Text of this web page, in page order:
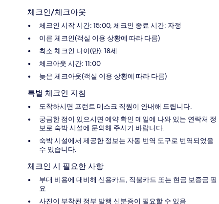
체크인/체크아웃
체크인 시작 시간: 15:00, 체크인 종료 시간: 자정
이른 체크인(객실 이용 상황에 따라 다름)
최소 체크인 나이(만): 18세
체크아웃 시간: 11:00
늦은 체크아웃(객실 이용 상황에 따라 다름)
특별 체크인 지침
도착하시면 프런트 데스크 직원이 안내해 드립니다.
궁금한 점이 있으시면 예약 확인 메일에 나와 있는 연락처 정
보로 숙박 시설에 문의해 주시기 바랍니다.
숙박 시설에서 제공한 정보는 자동 번역 도구로 번역되었을
수 있습니다.
체크인 시 필요한 사항
부대 비용에 대비해 신용카드, 직불카드 또는 현금 보증금 필
요
사진이 부착된 정부 발행 신분증이 필요할 수 있음